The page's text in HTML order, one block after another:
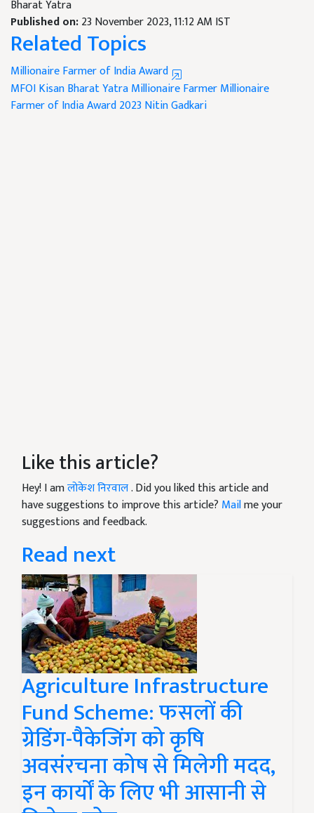
Bharat Yatra
Published on:23 November 2023, 11:12 AM IST
Related Topics
Millionaire Farmer of India Award
MFOIKisan Bharat YatraMillionaire FarmerMillionaire
Farmer of India Award 2023 Nitin Gadkari
Like this article?
Hey! I amलोकेश निरवाल. Did you liked this article and
have suggestions to improve this article? Mailme your
suggestions and feedback.
Read next
Agriculture Infrastructure
Fund Scheme: फसलों की
ग्रेडिंग-पैकेजिंग को कृषि
अवसंरचना कोष से मिलेगी मदद,
इन कार्यों के लिए भी आसानी से